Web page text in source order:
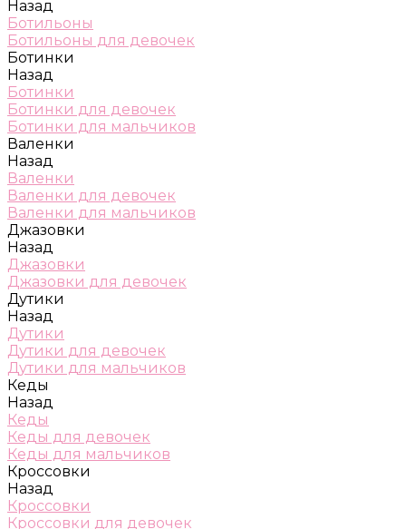
Назад
Ботильоны
Ботильоны для девочек
Ботинки
Назад
Ботинки
Ботинки для девочек
Ботинки для мальчиков
Валенки
Назад
Валенки
Валенки для девочек
Валенки для мальчиков
Джазовки
Назад
Джазовки
Джазовки для девочек
Дутики
Назад
Дутики
Дутики для девочек
Дутики для мальчиков
Кеды
Назад
Кеды
Кеды для девочек
Кеды для мальчиков
Кроссовки
Назад
Кроссовки
Кроссовки для девочек